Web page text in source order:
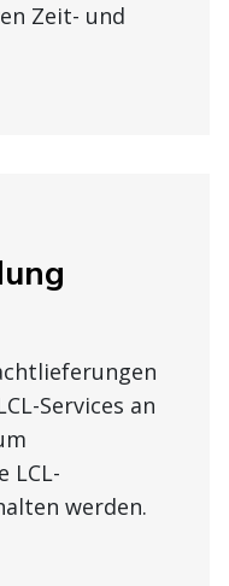
Zeit- und
Services an
LCL-
werden.